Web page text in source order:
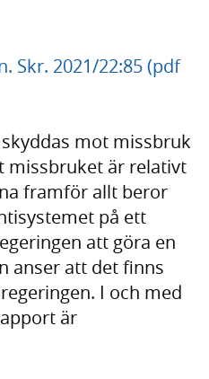
Skr. 2021/22:85 (pdf
mot missbruk
missbruket är relativt
framför allt beror
på ett
att göra en
anser att det finns
I och med
är